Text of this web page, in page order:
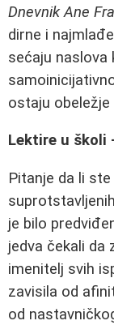
Dnevnik Ane
dirne i
sećaju naslova
ostaju
Lektire u školi
Pitanje da li
je bilo
jedva čekali da
imenitelj svih
zavisila od
od